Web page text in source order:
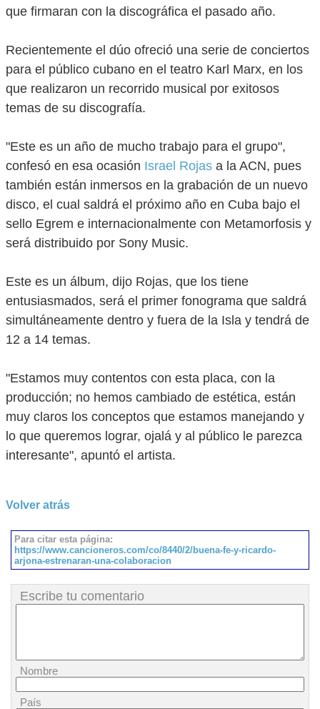
que firmaran con la discográfica el pasado año.
Recientemente el dúo ofreció una serie de conciertos
para el público cubano en el teatro Karl Marx, en los
que realizaron un recorrido musical por exitosos
temas de su discografía.
"Este es un año de mucho trabajo para el grupo",
confesó en esa ocasión Israel Rojas a la ACN, pues
también están inmersos en la grabación de un nuevo
disco, el cual saldrá el próximo año en Cuba bajo el
sello Egrem e internacionalmente con Metamorfosis y
será distribuido por Sony Music.
Este es un álbum, dijo Rojas, que los tiene
entusiasmados, será el primer fonograma que saldrá
simultáneamente dentro y fuera de la Isla y tendrá de
12 a 14 temas.
"Estamos muy contentos con esta placa, con la
producción; no hemos cambiado de estética, están
muy claros los conceptos que estamos manejando y
lo que queremos lograr, ojalá y al público le parezca
interesante", apuntó el artista.
Volver atrás
Para citar esta página:
https://www.cancioneros.com/co/8440/2/buena-fe-y-ricardo-
arjona-estrenaran-una-colaboracion
Escribe tu comentario
Nombre
País